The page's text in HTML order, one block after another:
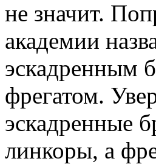
не значит.
академии
эскадренным
фрегатом.
эскадренные
линкоры, а